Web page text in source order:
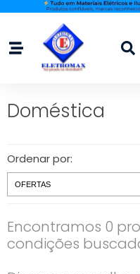
Doméstica
Ordenar por:
Encontramos 0
condições